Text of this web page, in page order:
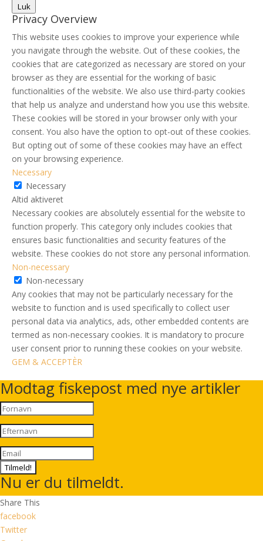
Luk
Privacy Overview
This website uses cookies to improve your experience while
you navigate through the website. Out of these cookies, the
cookies that are categorized as necessary are stored on your
browser as they are essential for the working of basic
functionalities of the website. We also use third-party cookies
that help us analyze and understand how you use this website.
These cookies will be stored in your browser only with your
consent. You also have the option to opt-out of these cookies.
But opting out of some of these cookies may have an effect
on your browsing experience.
Necessary
Necessary
Altid aktiveret
Necessary cookies are absolutely essential for the website to
function properly. This category only includes cookies that
ensures basic functionalities and security features of the
website. These cookies do not store any personal information.
Non-necessary
Non-necessary
Any cookies that may not be particularly necessary for the
website to function and is used specifically to collect user
personal data via analytics, ads, other embedded contents are
termed as non-necessary cookies. It is mandatory to procure
user consent prior to running these cookies on your website.
GEM & ACCEPTÈR
Modtag fiskepost med nye artikler
Tilmeld!
Nu er du tilmeldt.
Share This
facebook
Twitter